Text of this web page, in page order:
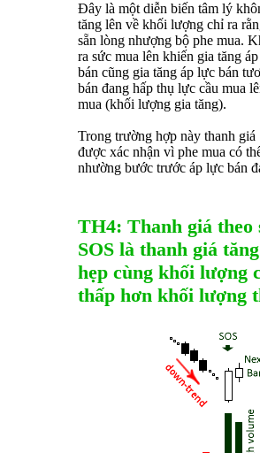
Đây là một diễn biến tâm lý
tăng lên về khối lượng chỉ ra
sẵn lòng nhượng bộ phe mua.
ra sức mua lên khiến gia tăng
bán cũng gia tăng áp lực bán
bán đang hấp thụ lực cầu mua
mua (khối lượng gia tăng).
Trong trường hợp này thanh giá
được xác nhận vì phe mua có
nhường bước trước áp lực bán
TH4: Thanh giá theo
SOS là thanh giá
hẹp cùng khối lượng
thấp hơn khối lượng